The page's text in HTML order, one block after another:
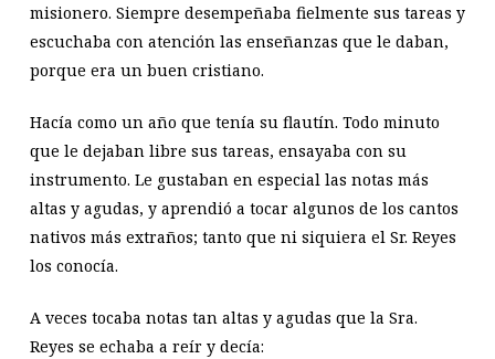
misionero. Siempre desempeñaba fielmente sus tareas y
escuchaba con atención las enseñanzas que le daban,
porque era un buen cristiano.
Hacía como un año que tenía su flautín. Todo minuto
que le dejaban libre sus tareas, ensayaba con su
instrumento. Le gustaban en especial las notas más
altas y agudas, y aprendió a tocar algunos de los cantos
nativos más extraños; tanto que ni siquiera el Sr. Reyes
los conocía.
A veces tocaba notas tan altas y agudas que la Sra.
Reyes se echaba a reír y decía: